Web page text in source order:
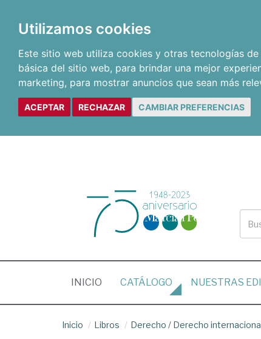
Utilizamos cookies
Este sitio web utiliza cookies y otras tecnologías
básica del sitio web, para brindar una mejor
marketing, para mostrar anuncios que sean más
ACEPTAR RECHAZAR CAMBIAR PREFERENCIAS
INICIO (CURRENT)
CATÁLOGO NUESTRAS
Inicio Libros Derecho / Derecho